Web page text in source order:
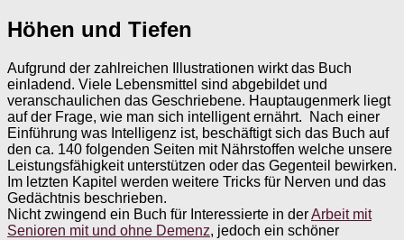
Höhen und Tiefen
Aufgrund der zahlreichen Illustrationen wirkt das Buch
einladend. Viele Lebensmittel sind abgebildet und
veranschaulichen das Geschriebene. Hauptaugenmerk liegt
auf der Frage, wie man sich intelligent ernährt. Nach einer
Einführung was Intelligenz ist, beschäftigt sich das Buch auf
den ca. 140 folgenden Seiten mit Nährstoffen welche unsere
Leistungsfähigkeit unterstützen oder das Gegenteil bewirken.
Im letzten Kapitel werden weitere Tricks für Nerven und das
Gedächtnis beschrieben.
Nicht zwingend ein Buch für Interessierte in derArbeit mit
Senioren mit und ohne Demenz, jedoch ein schöner